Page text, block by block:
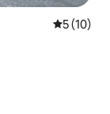
5 (10)